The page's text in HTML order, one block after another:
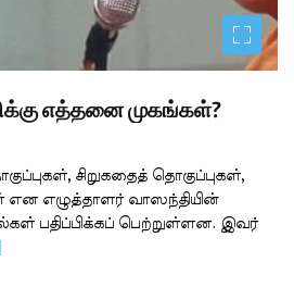
எத்தனை முகங்கள்?
சிறுகதைத் தொகுப்புகள்,
எழுத்தாளர் வாஸந்தியின்
பதிப்பிக்கப் பெற்றுள்ளன. இவர்